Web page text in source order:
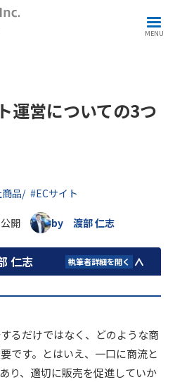
MENU
いての3つの方法
運営についての3つ
品 #ECサイト
開 by 渡部 仁志
仁志 執筆者詳細を開く
るだけではなく、どのような商
です。とはいえ、一口に商流と
り、適切に販売を促進していか